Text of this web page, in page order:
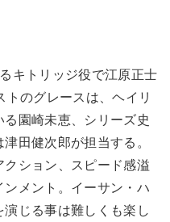
キトリッジ役で江原正士
のグレースは、ヘイリ
園崎未恵、シリーズ史
田健次郎が担当する。
ション、スピード感溢
メント。イーサン・ハ
じる事は難しくも楽し